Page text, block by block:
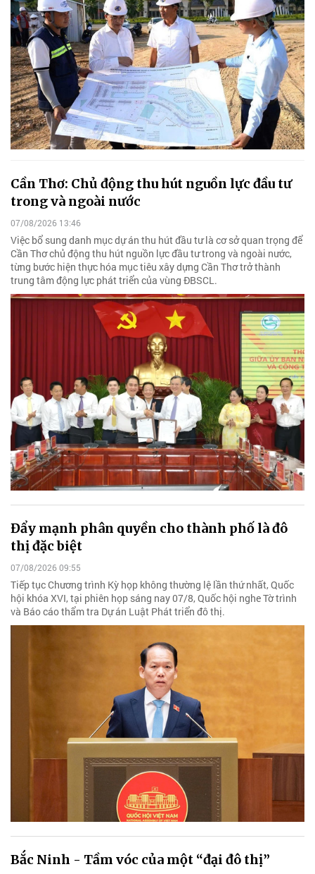
Cần Thơ: Chủ động thu hút nguồn lực đầu tư
trong và ngoài nước
07/08/2026 13:46
Việc bổ sung danh mục dự án thu hút đầu tư là cơ sở quan trọng để
Cần Thơ chủ động thu hút nguồn lực đầu tư trong và ngoài nước,
từng bước hiện thực hóa mục tiêu xây dựng Cần Thơ trở thành
trung tâm động lực phát triển của vùng ĐBSCL.
Đẩy mạnh phân quyền cho thành phố là đô
thị đặc biệt
07/08/2026 09:55
Tiếp tục Chương trình Kỳ họp không thường lệ lần thứ nhất, Quốc
hội khóa XVI, tại phiên họp sáng nay 07/8, Quốc hội nghe Tờ trình
và Báo cáo thẩm tra Dự án Luật Phát triển đô thị.
Bắc Ninh - Tầm vóc của một “đại đô thị”